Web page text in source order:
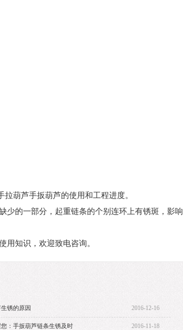
葫芦手扳葫芦的使用和工程进度。
少的一部分，起重链条的个别连环上有锈斑，影响
用知识，欢迎致电咨询。
锈的原因 2016-12-16
：手扳葫芦链条生锈及时 2016-11-18